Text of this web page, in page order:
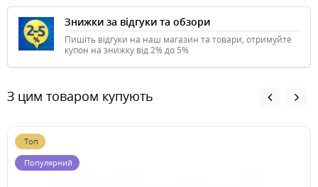
Знижки за відгуки та обзори
Пишіть відгуки на наш магазин та товари, отримуйте
купон на знижку від 2% до 5%
З цим товаром купують
Топ
Популярний